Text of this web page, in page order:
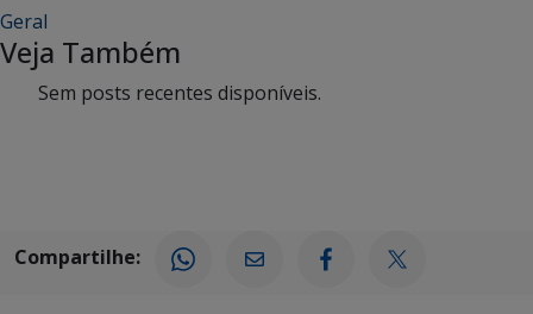
Geral
Veja Também
Sem posts recentes disponíveis.
Compartilhe: